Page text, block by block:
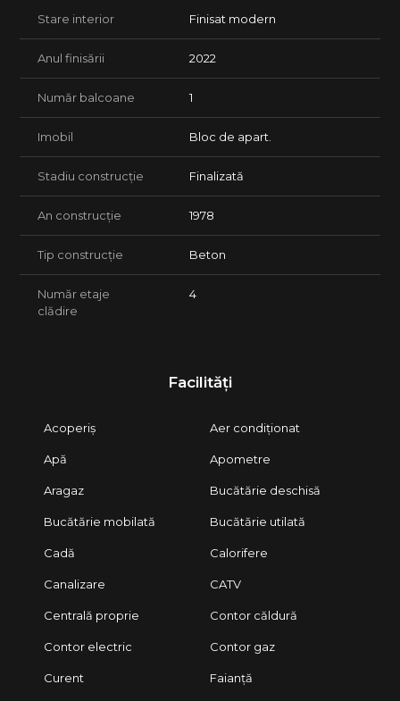
Stare interior Finisat modern
Anul finisării 2022
Număr balcoane 1
Imobil Bloc de apart.
Stadiu construcție Finalizată
An construcție 1978
Tip construcție Beton
Număr etaje
clădire
4
Facilități
Acoperiș Aer condiționat
Apă Apometre
Aragaz Bucătărie deschisă
Bucătărie mobilată Bucătărie utilată
Cadă Calorifere
Canalizare CATV
Centrală proprie Contor căldură
Contor electric Contor gaz
Curent Faianță